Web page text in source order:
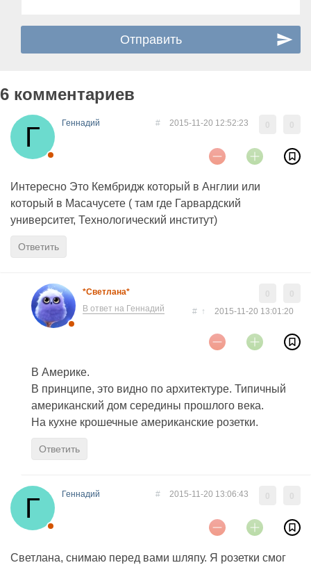
6 комментариев
Геннадий 2015-11-20 12:52:23
#
Интересно Это Кембридж который в Англии или
который в Масачусете ( там где Гарвардский
университет, Технологический институт)
Ответить
*Светлана*
В ответ на Геннадий
2015-11-20 13:01:20
# ↑
В Америке.
В принципе, это видно по архитектуре. Типичный
американский дом середины прошлого века.
На кухне крошечные американские розетки.
Ответить
Геннадий 2015-11-20 13:06:43
#
Светлана, снимаю перед вами шляпу. Я розетки смог